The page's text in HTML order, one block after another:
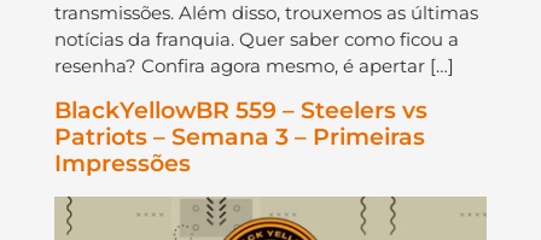
transmissões. Além disso, trouxemos as últimas
notícias da franquia. Quer saber como ficou a
resenha? Confira agora mesmo, é apertar […]
BlackYellowBR 559 – Steelers vs
Patriots – Semana 3 – Primeiras
Impressões